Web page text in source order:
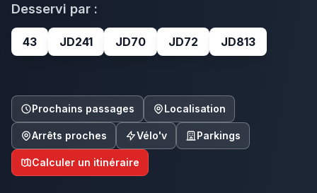
Desservi par :
43 JD241 JD70 JD72 JD813
Prochains passages Localisation
Arrêts proches Vélo'v Parkings
Calculer un itinéraire